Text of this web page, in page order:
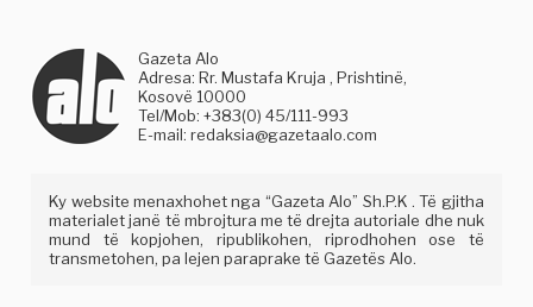
Gazeta Alo
Adresa: Rr. Mustafa Kruja , Prishtinë,
Kosovë 10000
Tel/Mob: +383(0) 45/111-993
E-mail:redaksia@gazetaalo.com
Ky website menaxhohet nga “Gazeta Alo” Sh.P.K . Të gjitha
materialet janë të mbrojtura me të drejta autoriale dhe nuk
mund të kopjohen, ripublikohen, riprodhohen ose të
transmetohen, pa lejen paraprake të Gazetës Alo.